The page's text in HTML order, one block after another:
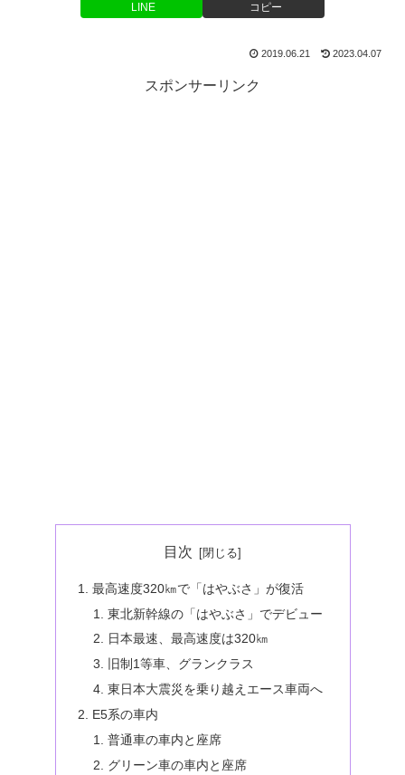
LINE コピー
2019.06.21 2023.04.07
スポンサーリンク
目次
最高速度320㎞で「はやぶさ」が復活
東北新幹線の「はやぶさ」でデビュー
日本最速、最高速度は320㎞
旧制1等車、グランクラス
東日本大震災を乗り越えエース車両へ
E5系の車内
普通車の車内と座席
グリーン車の車内と座席